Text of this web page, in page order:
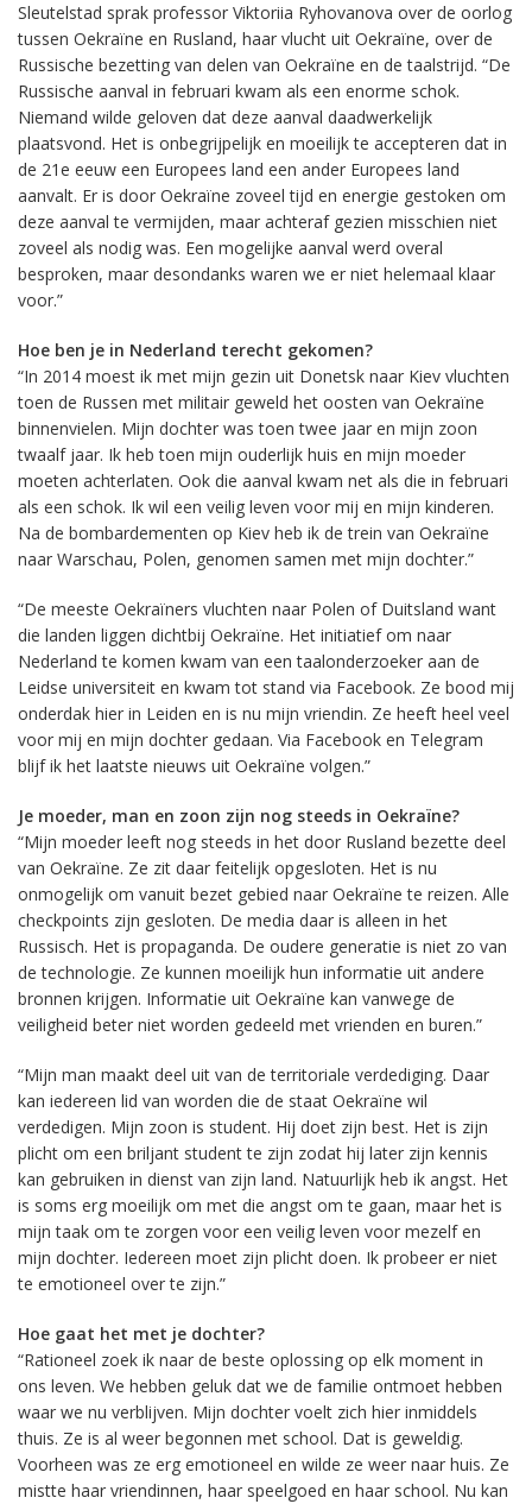
Sleutelstad sprak professor Viktoriia Ryhovanova over de oorlog
tussen Oekraïne en Rusland, haar vlucht uit Oekraïne, over de
Russische bezetting van delen van Oekraïne en de taalstrijd. “De
Russische aanval in februari kwam als een enorme schok.
Niemand wilde geloven dat deze aanval daadwerkelijk
plaatsvond. Het is onbegrijpelijk en moeilijk te accepteren dat in
de 21e eeuw een Europees land een ander Europees land
aanvalt. Er is door Oekraïne zoveel tijd en energie gestoken om
deze aanval te vermijden, maar achteraf gezien misschien niet
zoveel als nodig was. Een mogelijke aanval werd overal
besproken, maar desondanks waren we er niet helemaal klaar
voor.”
Hoe ben je in Nederland terecht gekomen?
“In 2014 moest ik met mijn gezin uit Donetsk naar Kiev vluchten
toen de Russen met militair geweld het oosten van Oekraïne
binnenvielen. Mijn dochter was toen twee jaar en mijn zoon
twaalf jaar. Ik heb toen mijn ouderlijk huis en mijn moeder
moeten achterlaten. Ook die aanval kwam net als die in februari
als een schok. Ik wil een veilig leven voor mij en mijn kinderen.
Na de bombardementen op Kiev heb ik de trein van Oekraïne
naar Warschau, Polen, genomen samen met mijn dochter.”
“De meeste Oekraïners vluchten naar Polen of Duitsland want
die landen liggen dichtbij Oekraïne. Het initiatief om naar
Nederland te komen kwam van een taalonderzoeker aan de
Leidse universiteit en kwam tot stand via Facebook. Ze bood mij
onderdak hier in Leiden en is nu mijn vriendin. Ze heeft heel veel
voor mij en mijn dochter gedaan. Via Facebook en Telegram
blijf ik het laatste nieuws uit Oekraïne volgen.”
Je moeder, man en zoon zijn nog steeds in Oekraïne?
“Mijn moeder leeft nog steeds in het door Rusland bezette deel
van Oekraïne. Ze zit daar feitelijk opgesloten. Het is nu
onmogelijk om vanuit bezet gebied naar Oekraïne te reizen. Alle
checkpoints zijn gesloten. De media daar is alleen in het
Russisch. Het is propaganda. De oudere generatie is niet zo van
de technologie. Ze kunnen moeilijk hun informatie uit andere
bronnen krijgen. Informatie uit Oekraïne kan vanwege de
veiligheid beter niet worden gedeeld met vrienden en buren.”
“Mijn man maakt deel uit van de territoriale verdediging. Daar
kan iedereen lid van worden die de staat Oekraïne wil
verdedigen. Mijn zoon is student. Hij doet zijn best. Het is zijn
plicht om een briljant student te zijn zodat hij later zijn kennis
kan gebruiken in dienst van zijn land. Natuurlijk heb ik angst. Het
is soms erg moeilijk om met die angst om te gaan, maar het is
mijn taak om te zorgen voor een veilig leven voor mezelf en
mijn dochter. Iedereen moet zijn plicht doen. Ik probeer er niet
te emotioneel over te zijn.”
Hoe gaat het met je dochter?
“Rationeel zoek ik naar de beste oplossing op elk moment in
ons leven. We hebben geluk dat we de familie ontmoet hebben
waar we nu verblijven. Mijn dochter voelt zich hier inmiddels
thuis. Ze is al weer begonnen met school. Dat is geweldig.
Voorheen was ze erg emotioneel en wilde ze weer naar huis. Ze
mistte haar vriendinnen, haar speelgoed en haar school. Nu kan